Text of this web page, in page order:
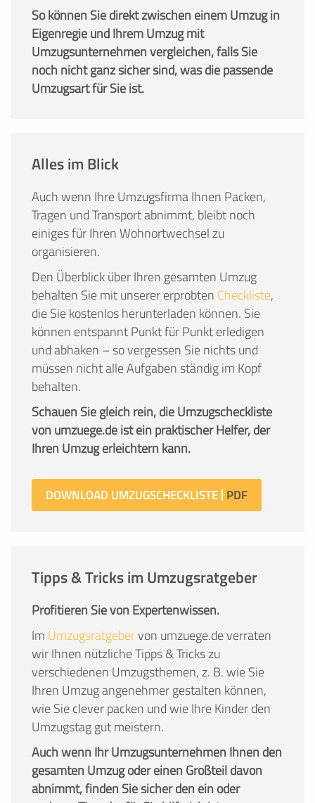
So können Sie direkt zwischen einem Umzug in
Eigenregie und Ihrem Umzug mit
Umzugsunternehmen vergleichen, falls Sie
noch nicht ganz sicher sind, was die passende
Umzugsart für Sie ist.
Alles im Blick
Auch wenn Ihre Umzugsfirma Ihnen Packen,
Tragen und Transport abnimmt, bleibt noch
einiges für Ihren Wohnortwechsel zu
organisieren.
Den Überblick über Ihren gesamten Umzug
behalten Sie mit unserer erprobten Checkliste,
die Sie kostenlos herunterladen können. Sie
können entspannt Punkt für Punkt erledigen
und abhaken – so vergessen Sie nichts und
müssen nicht alle Aufgaben ständig im Kopf
behalten.
Schauen Sie gleich rein, die Umzugscheckliste
von umzuege.de ist ein praktischer Helfer, der
Ihren Umzug erleichtern kann.
DOWNLOAD UMZUGSCHECKLISTE
Tipps & Tricks im Umzugsratgeber
Profitieren Sie von Expertenwissen.
Im Umzugsratgebervon umzuege.de verraten
wir Ihnen nützliche Tipps & Tricks zu
verschiedenen Umzugsthemen, z. B. wie Sie
Ihren Umzug angenehmer gestalten können,
wie Sie clever packen und wie Ihre Kinder den
Umzugstag gut meistern.
Auch wenn Ihr Umzugsunternehmen Ihnen den
gesamten Umzug oder einen Großteil davon
abnimmt, finden Sie sicher den ein oder